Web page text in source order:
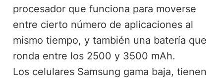
procesador que funciona para moverse
entre cierto número de aplicaciones al
mismo tiempo, y también una batería que
ronda entre los 2500 y 3500 mAh.
Los celulares Samsung gama baja, tienen